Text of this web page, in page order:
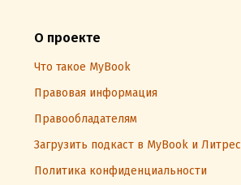
О проекте
Что такое MyBook
Правовая информация
Правообладателям
Загрузить подкаст в MyBook и Литрес
Политика конфиденциальности